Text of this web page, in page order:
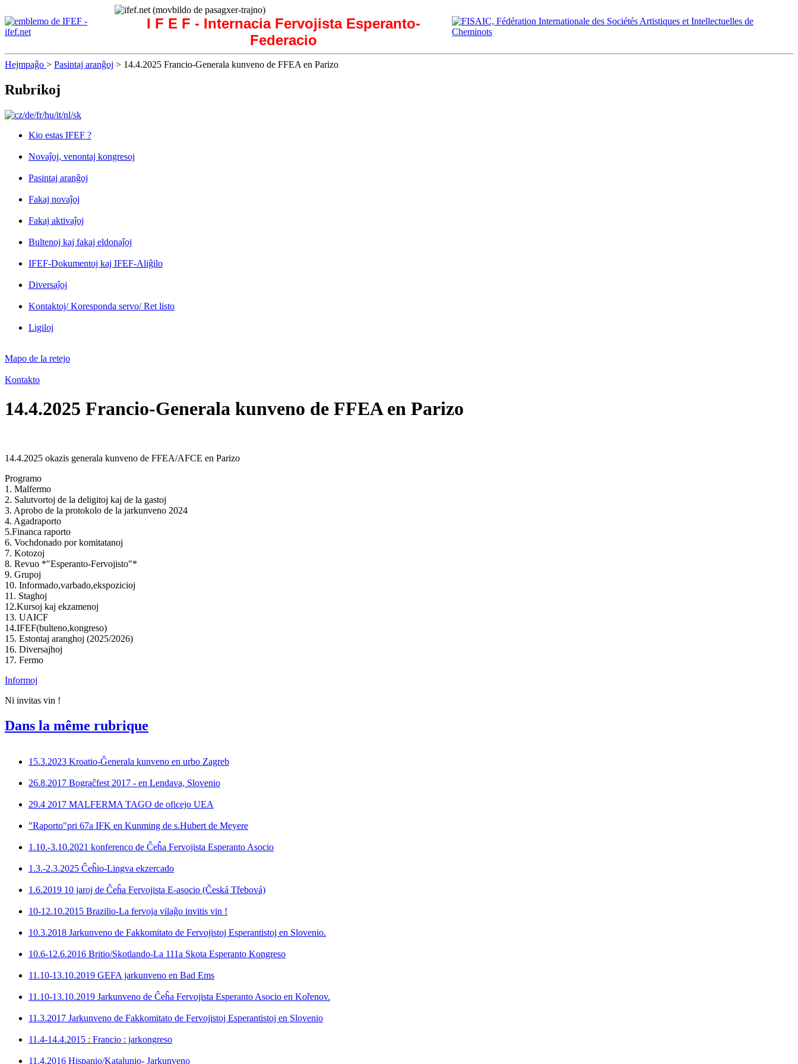
I F E F - Internacia Fervojista Esperanto-
Federacio
Hejmpaĝo > Pasintaj aranĝoj > 14.4.2025 Francio-Generala kunveno de FFEA en Parizo
Rubrikoj
Kio estas IFEF ?
Novaĵoj, venontaj kongresoj
Pasintaj aranĝoj
Fakaj novaĵoj
Fakaj aktivaĵoj
Bultenoj kaj fakaj eldonaĵoj
IFEF-Dokumentoj kaj IFEF-Aliĝilo
Diversaĵoj
Kontaktoj/ Koresponda servo/ Ret listo
Ligiloj
Mapo de la retejo
Kontakto
14.4.2025 Francio-Generala kunveno de FFEA en Parizo
14.4.2025 okazis generala kunveno de FFEA/AFCE en Parizo
Programo
1. Malfermo
2. Salutvortoj de la deligitoj kaj de la gastoj
3. Aprobo de la protokolo de la jarkunveno 2024
4. Agadraporto
5.Financa raporto
6. Vochdonado por komitatanoj
7. Kotozoj
8. Revuo *"Esperanto-Fervojisto"*
9. Grupoj
10. Informado,varbado,ekspozicioj
11. Staghoj
12.Kursoj kaj ekzamenoj
13. UAICF
14.IFEF(bulteno,kongreso)
15. Estontaj aranghoj (2025/2026)
16. Diversajhoj
17. Fermo
Informoj
Ni invitas vin !
Dans la même rubrique
15.3.2023 Kroatio-Ĝenerala kunveno en urbo Zagreb
26.8.2017 Bograĉfest 2017 - en Lendava, Slovenio
29.4 2017 MALFERMA TAGO de oficejo UEA
"Raporto"pri 67a IFK en Kunming de s.Hubert de Meyere
1.10.-3.10.2021 konferenco de Ĉeĥa Fervojista Esperanto Asocio
1.3.-2.3.2025 Ĉeĥio-Lingva ekzercado
1.6.2019 10 jaroj de Ĉeĥa Fervojista E-asocio (Česká Třebová)
10-12.10.2015 Brazilio-La fervoja vilaĝo invitis vin !
10.3.2018 Jarkunveno de Fakkomitato de Fervojistoj Esperantistoj en Slovenio.
10.6-12.6.2016 Britio/Skotlando-La 111a Skota Esperanto Kongreso
11.10-13.10.2019 GEFA jarkunveno en Bad Ems
11.10-13.10.2019 Jarkunveno de Ĉeĥa Fervojista Esperanto Asocio en Kořenov.
11.3.2017 Jarkunveno de Fakkomitato de Fervojistoj Esperantistoj en Slovenio
11.4-14.4.2015 : Francio : jarkongreso
11.4.2016 Hispanio/Katalunio- Jarkunveno